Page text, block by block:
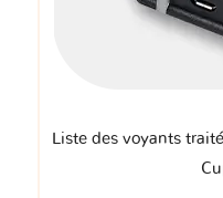
Liste des voyants